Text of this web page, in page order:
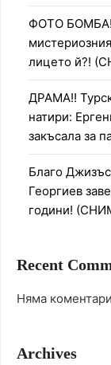
ФОТО БОМБА!!
лицето й?!
ДРАМА!!
натири:
закъсала за
Благо
Георгиев
години!
Recent
Няма
Archives